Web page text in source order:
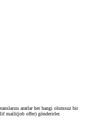
ararlar her hangi olumsuz bir
maili(job offer) gönderirler.